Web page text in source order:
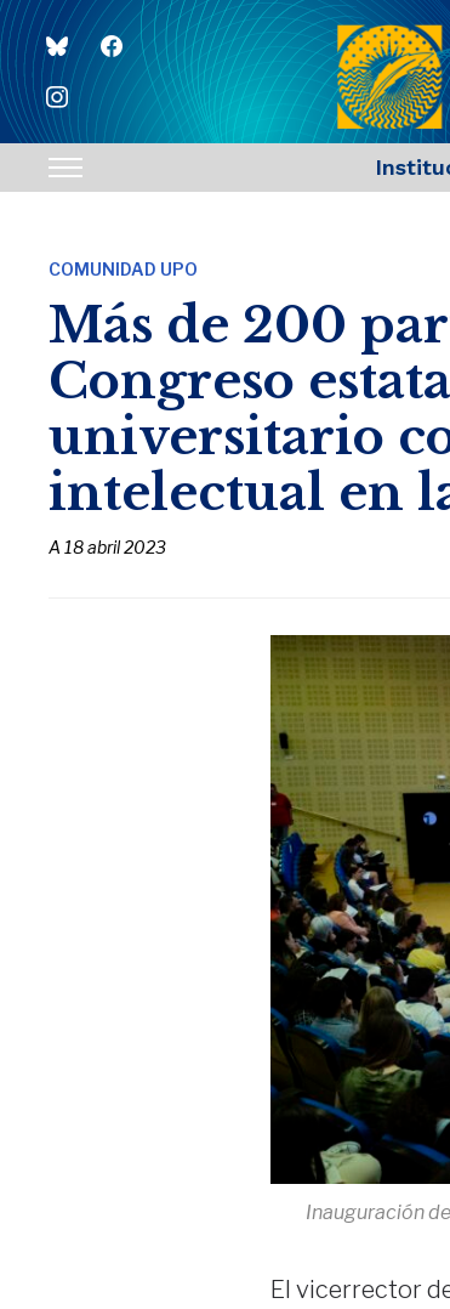
blueskyfacebook
instagram
Toggle
navigation
COMUNIDAD UPO
Más de 200
Congreso
universitario
intelectual en
A 18 abril 2023
Inauguración
El vicerrector